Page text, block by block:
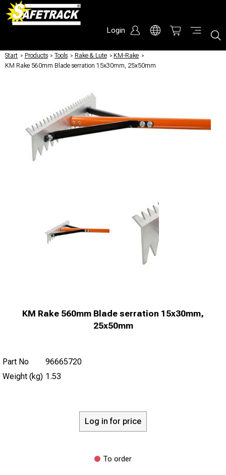
Login
Start / Products / Tools / Rake & Lute / KM-Rake /
KM Rake 560mm Blade serration 15x30mm, 25x50mm
KM Rake 560mm Blade serration 15x30mm,
25x50mm
Part No
96665720
Weight (kg) 1.53
Log in for price
To order